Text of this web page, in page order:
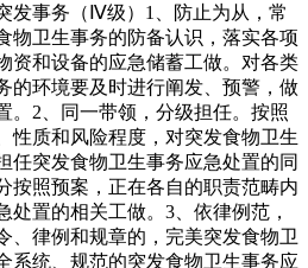
发事务（Ⅳ级）1、防止为从，常
物卫生事务的防备认识，落实各项
资和设备的应急储蓄工做。对各类
的环境要及时进行阐发、预警，做
。2、同一带领，分级担任。按照
性质和风险程度，对突发食物卫生
任突发食物卫生事务应急处置的同
按照预案，正在各自的职责范畴内
处置的相关工做。3、依律例范，
、律例和规章的，完美突发食物卫
系统、规范的突发食物卫生事务应